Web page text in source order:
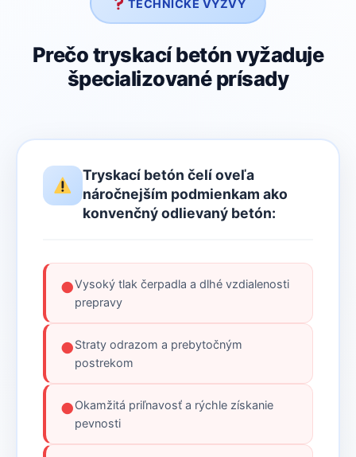
TECHNICKÉ VÝZVY
Prečo tryskací betón vyžaduje
špecializované prísady
Tryskací betón čelí oveľa
náročnejším podmienkam ako
konvenčný odlievaný betón:
●Vysoký tlak čerpadla a dlhé vzdialenosti
prepravy
●Straty odrazom a prebytočným
postrekom
●Okamžitá priľnavosť a rýchle získanie
pevnosti